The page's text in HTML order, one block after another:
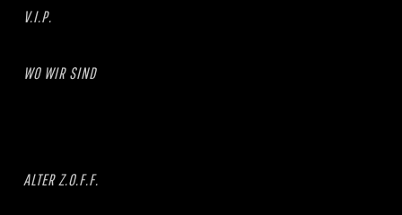
V.I.P.
WO WIR SIND
ALTER Z.O.F.F.